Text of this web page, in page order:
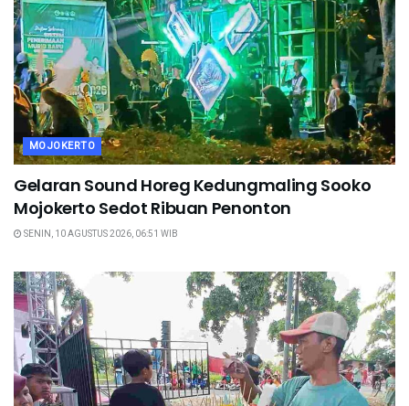
MOJOKERTO
Gelaran Sound Horeg Kedungmaling Sooko
Mojokerto Sedot Ribuan Penonton
SENIN, 10 AGUSTUS 2026, 06:51 WIB